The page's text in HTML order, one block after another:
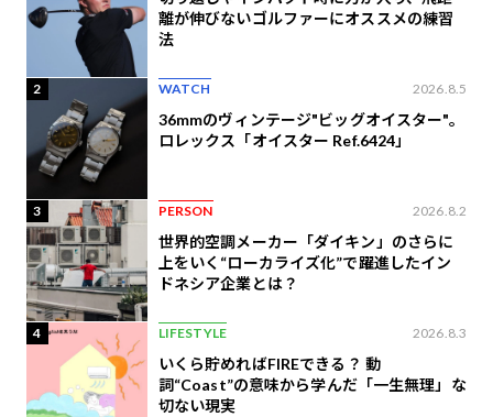
離が伸びないゴルファーにオススメの練習
法
2 WATCH 2026.8.5
36mmのヴィンテージ"ビッグオイスター"。
ロレックス「オイスター Ref.6424」
3 PERSON 2026.8.2
世界的空調メーカー「ダイキン」のさらに
上をいく“ローカライズ化”で躍進したイン
ドネシア企業とは？
4 LIFESTYLE 2026.8.3
いくら貯めればFIREできる？ 動
詞“Coast”の意味から学んだ「一生無理」な
切ない現実